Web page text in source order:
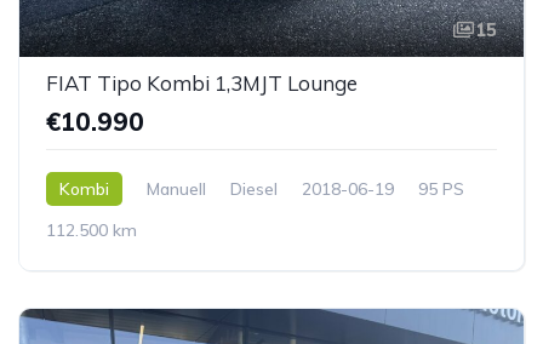
15
FIAT Tipo Kombi 1,3MJT Lounge
€10.990
Kombi Manuell Diesel 2018-06-19
95 PS
112.500 km